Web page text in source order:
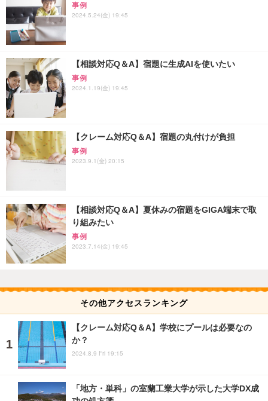
事例
2024.5.24(金) 19:45
【相談対応Q＆A】宿題に生成AIを使いたい
事例
2024.1.19(金) 19:45
【クレーム対応Q＆A】宿題の丸付けが負担
事例
2023.9.1(金) 20:15
【相談対応Q＆A】夏休みの宿題をGIGA端末で取
り組みたい
事例
2023.7.14(金) 19:45
その他アクセスランキング
【クレーム対応Q＆A】学校にプールは必要なの
か？
2024.8.9 Fri 19:15
「地方・単科」の室蘭工業大学が示した大学DX成